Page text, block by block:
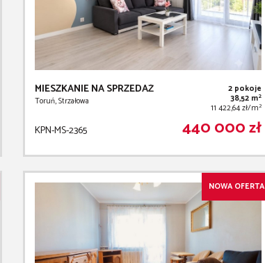
MIESZKANIE NA SPRZEDAŻ
Toruń, Strzałowa
2 pokoje
38,52 m2
11 422,64 zł/m2
KPN-MS-2365 440 000 zł
NOWA OFERTA